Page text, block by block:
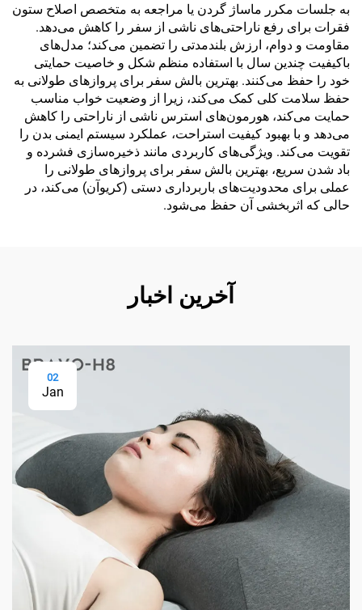
به جلسات مکرر ماساژ گردن یا مراجعه به متخصص اصلاح ستون
فقرات برای رفع ناراحتی‌های ناشی از سفر را کاهش می‌دهد.
مقاومت و دوام، ارزش بلندمدتی را تضمین می‌کند؛ مدل‌های
باکیفیت چندین سال با استفاده منظم شکل و خاصیت حمایتی
خود را حفظ می‌کنند. بهترین بالش سفر برای پروازهای طولانی به
حفظ سلامت کلی کمک می‌کند، زیرا از وضعیت خواب مناسب
حمایت می‌کند، هورمون‌های استرس ناشی از ناراحتی را کاهش
می‌دهد و با بهبود کیفیت استراحت، عملکرد سیستم ایمنی بدن را
تقویت می‌کند. ویژگی‌های کاربردی مانند ذخیره‌سازی فشرده و
باد شدن سریع، بهترین بالش سفر برای پروازهای طولانی را
عملی برای محدودیت‌های باربرداری دستی (کریوآن) می‌کند، در
حالی که اثربخشی آن حفظ می‌شود.
آخرین اخبار
02
Jan